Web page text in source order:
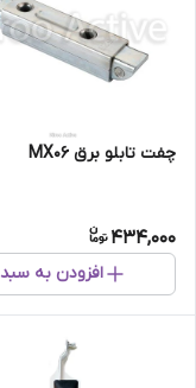
چفت تابلو برق MX۰۶
434,000
افزودن به سبد